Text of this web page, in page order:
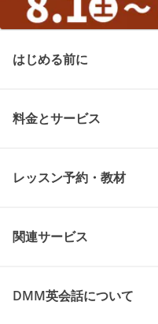
はじめる前に
料金とサービス
レッスン予約・教材
関連サービス
DMM英会話について